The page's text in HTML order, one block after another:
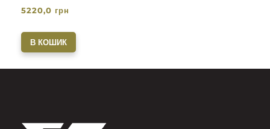
5220,0 грн
В КОШИК